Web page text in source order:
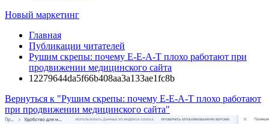
Новый маркетинг
Главная
Публикации читателей
Рушим скрепы: почему E-E-A-T плохо работают при
продвижении медицинского сайта
12279644da5f66b408aa3a133ae1fc8b
Вернуться к "Рушим скрепы: почему E-E-A-T плохо работают
при продвижении медицинского сайта"